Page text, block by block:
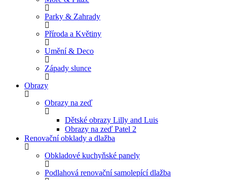
Parky & Zahrady
Příroda a Květiny
Umění & Deco
Západy slunce
Obrazy
Obrazy na zeď
Dětské obrazy Lilly and Luis
Obrazy na zeď Patel 2
Renovační obklady a dlažba
Obkladové kuchyňské panely
Podlahová renovační samolepící dlažba